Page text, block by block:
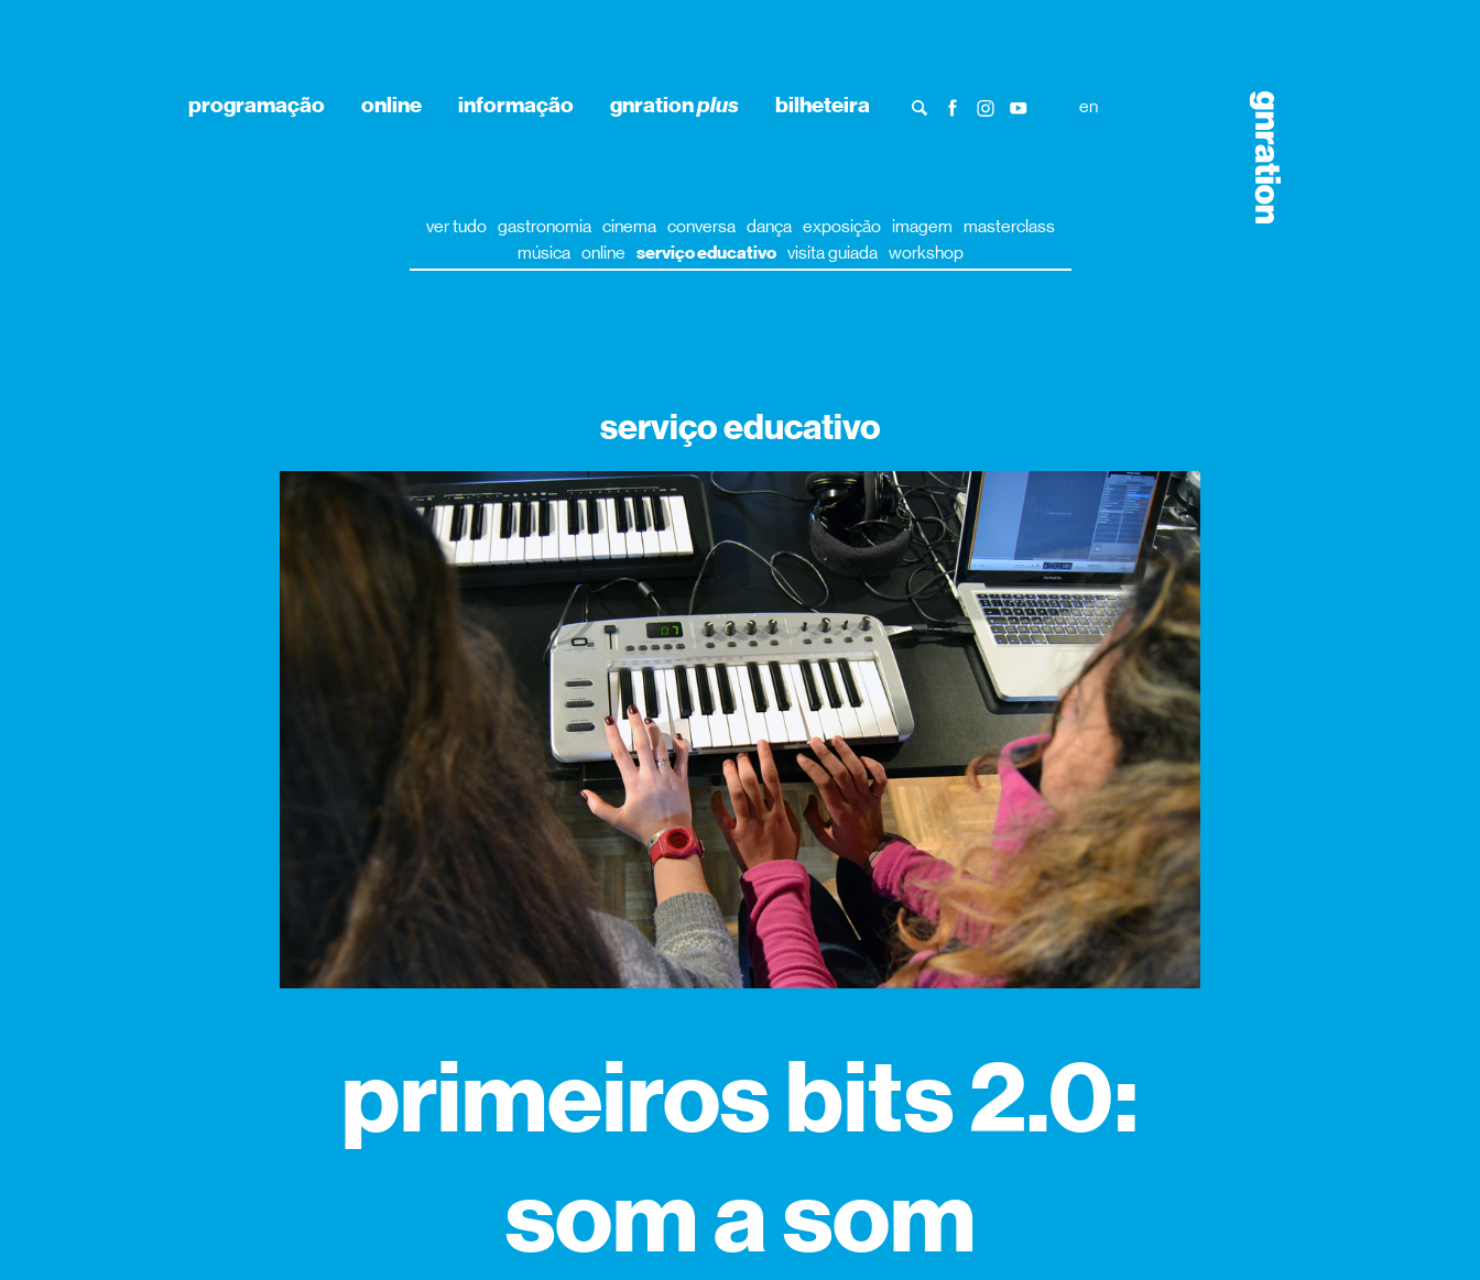
programação online informação gnrationplus bilheteira en
ver tudo gastronomia cinema conversa dança exposição imagem masterclass
música online serviço educativo visita guiada workshop
serviço educativo
primeiros bits 2.0:
som a som